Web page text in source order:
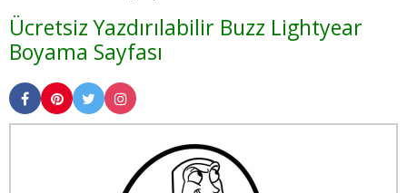
Ücretsiz Yazdırılabilir Buzz Lightyear
Boyama Sayfası